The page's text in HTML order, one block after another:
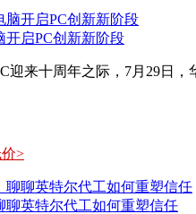
启PC创新新阶段
迎来十周年之际，7月29日
>
聊英特尔代工如何重塑信任